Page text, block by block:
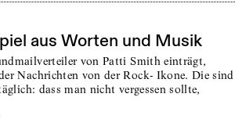
aus Worten und Musik
von Patti Smith einträgt,
Nachrichten von der Rock- Ikone. Die sind
dass man nicht vergessen sollte,